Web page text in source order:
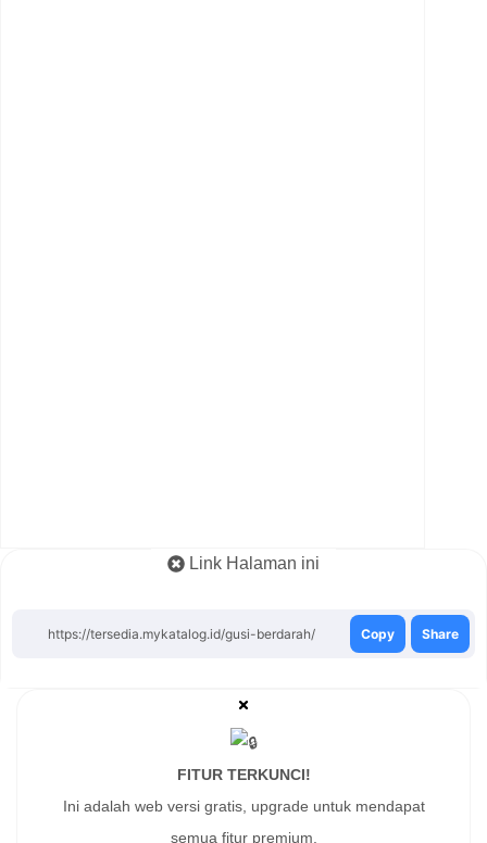
Link Halaman ini
https://tersedia.mykatalog.id/gusi-berdarah/ Copy Share
FITUR TERKUNCI!
Ini adalah web versi gratis, upgrade untuk mendapat
semua fitur premium.